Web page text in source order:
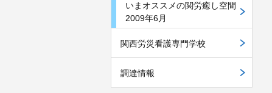
いまオススメの関労癒し空間
2009年6月
関西労災看護専門学校
調達情報